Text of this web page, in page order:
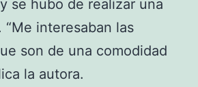
se hubo de realizar una
“Me interesaban las
son de una comodidad
la autora.